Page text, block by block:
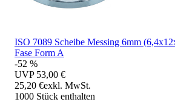
ISO 7089 Scheibe Messing 6mm
Fase Form A
-52 %
UVP 53,00 €
25,20 €exkl. MwSt.
1000 Stück enthalten